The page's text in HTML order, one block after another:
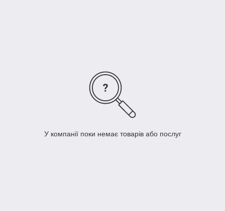
У компанії поки немає товарів або послуг